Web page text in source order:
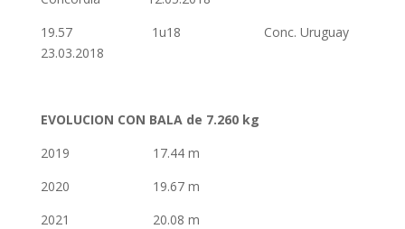
19.57 1u18 Conc. Uruguay
23.03.2018
EVOLUCION CON BALA de 7.260 kg
2019 17.44 m
2020 19.67 m
2021 20.08 m